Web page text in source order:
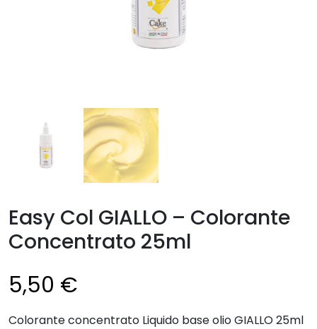
Easy Col GIALLO – Colorante
Concentrato 25ml
5,50 €
Colorante concentrato Liquido base olio GIALLO 25ml